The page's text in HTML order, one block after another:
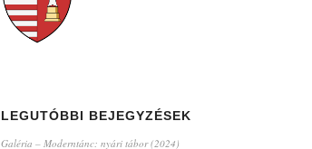
LEGUTÓBBI BEJEGYZÉSEK
Galéria – Moderntánc: nyári tábor (2024)